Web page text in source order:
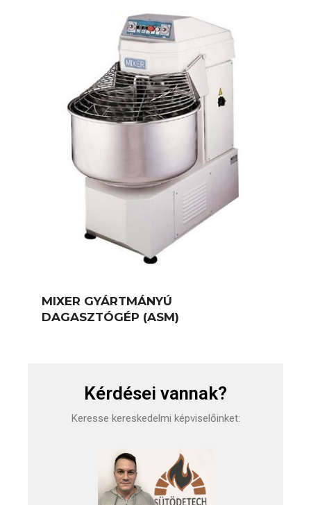
MIXER GYÁRTMÁNYÚ
DAGASZTÓGÉP (ASM)
Kérdései vannak?
Keresse kereskedelmi képviselőinket: